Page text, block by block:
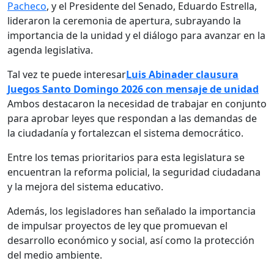
Pacheco, y el Presidente del Senado, Eduardo Estrella,
lideraron la ceremonia de apertura, subrayando la
importancia de la unidad y el diálogo para avanzar en la
agenda legislativa.
Tal vez te puede interesarLuis Abinader clausura
Juegos Santo Domingo 2026 con mensaje de unidad
Ambos destacaron la necesidad de trabajar en conjunto
para aprobar leyes que respondan a las demandas de
la ciudadanía y fortalezcan el sistema democrático.
Entre los temas prioritarios para esta legislatura se
encuentran la reforma policial, la seguridad ciudadana
y la mejora del sistema educativo.
Además, los legisladores han señalado la importancia
de impulsar proyectos de ley que promuevan el
desarrollo económico y social, así como la protección
del medio ambiente.